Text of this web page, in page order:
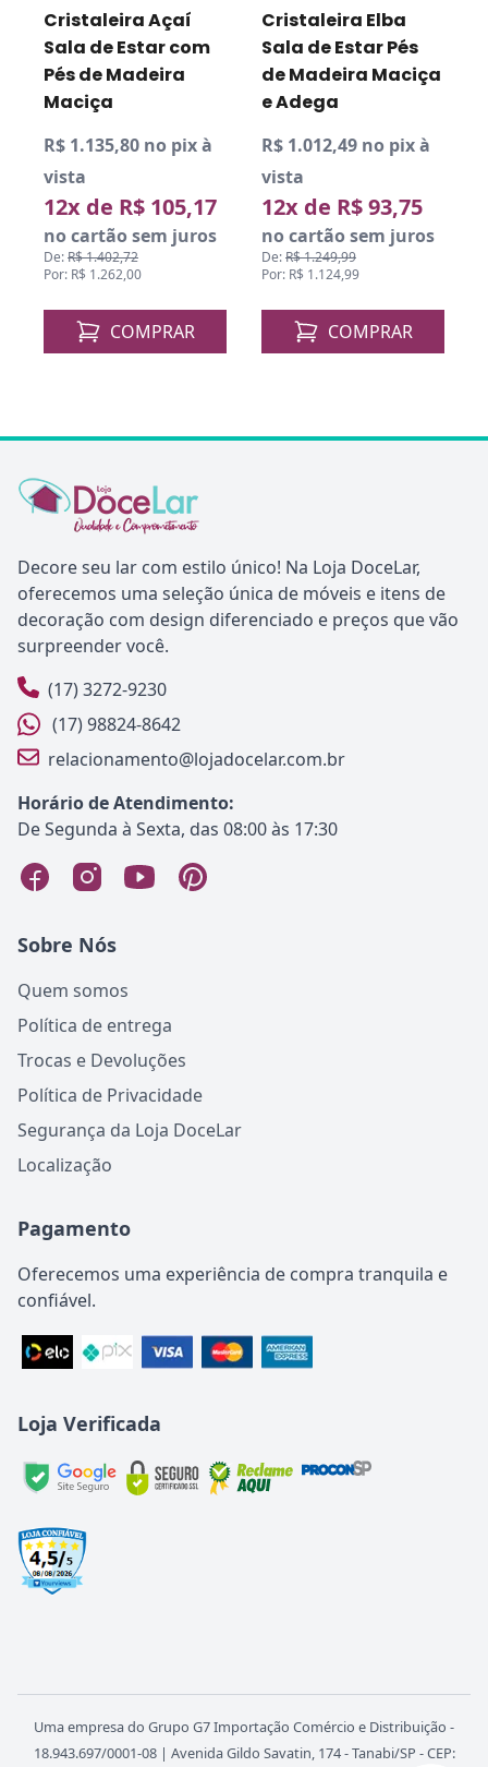
Cristaleira Açaí
Sala de Estar com
Pés de Madeira
Maciça
R$ 1.135,80 no pix à
vista
12x de R$ 105,17
no cartão sem juros
De:R$ 1.402,72
Por: R$ 1.262,00
COMPRAR
Cristaleira Elba
Sala de Estar Pés
de Madeira Maciça
e Adega
R$ 1.012,49 no pix à
vista
12x de R$ 93,75
no cartão sem juros
De:R$ 1.249,99
Por: R$ 1.124,99
COMPRAR
Decore seu lar com estilo único! Na Loja DoceLar,
oferecemos uma seleção única de móveis e itens de
decoração com design diferenciado e preços que vão
surpreender você.
(17) 3272-9230
(17) 98824-8642
relacionamento@lojadocelar.com.br
Horário de Atendimento:
De Segunda à Sexta, das 08:00 às 17:30
Sobre Nós
Quem somos
Política de entrega
Trocas e Devoluções
Política de Privacidade
Segurança da Loja DoceLar
Localização
Pagamento
Oferecemos uma experiência de compra tranquila e
confiável.
Loja Verificada
Uma empresa do Grupo G7 Importação Comércio e Distribuição -
18.943.697/0001-08 | Avenida Gildo Savatin, 174 - Tanabi/SP - CEP: